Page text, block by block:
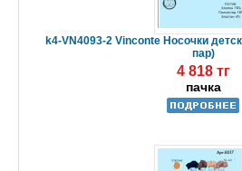
k4-VN4093-2 Vinconte Носочки
пар)
4 818 тг
пачка